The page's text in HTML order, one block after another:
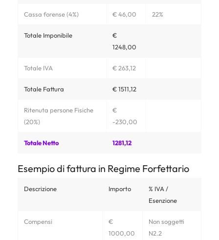
Cassa forense (4%) € 46,00 22%
Totale Imponibile
€
1248,00
Totale IVA € 263,12
Totale Fattura € 1511,12
Ritenuta persone Fisiche
(20%)
€
-230,00
Totale Netto 1281,12
Esempio di fattura in Regime Forfettario
Descrizione Importo
% IVA /
Esenzione
Compensi
€
1000,00
Non soggetti
N2.2